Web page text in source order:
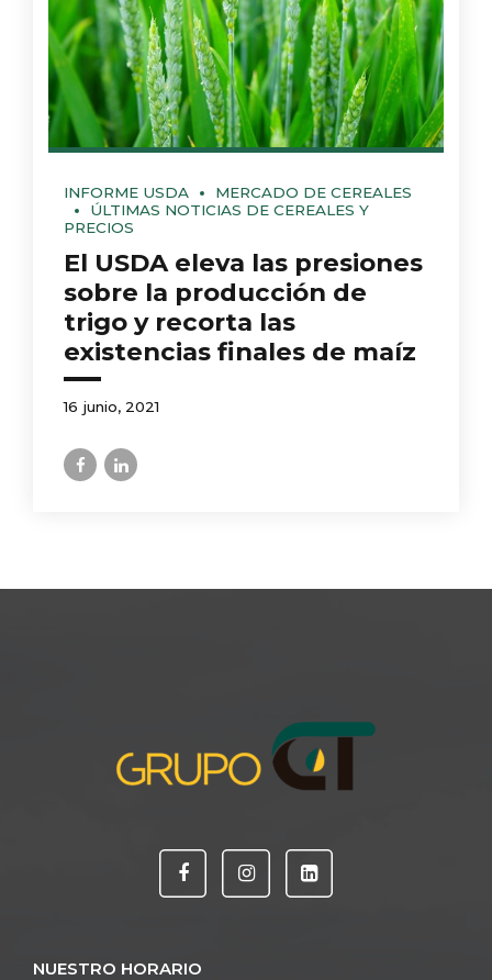
INFORME USDA
MERCADO DE CEREALES
ÚLTIMAS NOTICIAS DE CEREALES Y
PRECIOS
El USDA eleva las presiones
sobre la producción de
trigo y recorta las
existencias finales de maíz
16 junio, 2021
NUESTRO HORARIO